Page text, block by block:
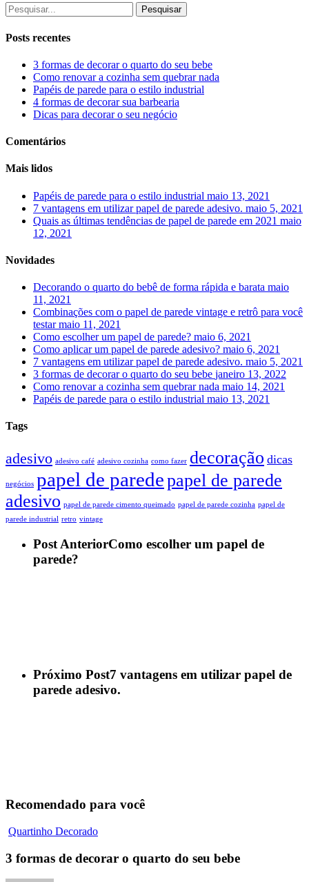
Pesquisar
Posts recentes
3 formas de decorar o quarto do seu bebe
Como renovar a cozinha sem quebrar nada
Papéis de parede para o estilo industrial
4 formas de decorar sua barbearia
Dicas para decorar o seu negócio
Comentários
Mais lidos
Papéis de parede para o estilo industrial maio 13, 2021
7 vantagens em utilizar papel de parede adesivo. maio 5, 2021
Quais as últimas tendências de papel de parede em 2021 maio
12, 2021
Novidades
Decorando o quarto do bebê de forma rápida e barata maio
11, 2021
Combinações com o papel de parede vintage e retrô para você
testar maio 11, 2021
Como escolher um papel de parede? maio 6, 2021
Como aplicar um papel de parede adesivo? maio 6, 2021
7 vantagens em utilizar papel de parede adesivo. maio 5, 2021
3 formas de decorar o quarto do seu bebe janeiro 13, 2022
Como renovar a cozinha sem quebrar nada maio 14, 2021
Papéis de parede para o estilo industrial maio 13, 2021
Tags
adesivo adesivo café adesivo cozinha como fazer decoração dicas
negócios papel de paredepapel de parede
adesivo papel de parede cimento queimado papel de parede cozinha papel de
parede industrial retro vintage
Post AnteriorComo escolher um papel de
parede?
Próximo Post7 vantagens em utilizar papel de
parede adesivo.
Recomendado para você
Quartinho Decorado
3 formas de decorar o quarto do seu bebe